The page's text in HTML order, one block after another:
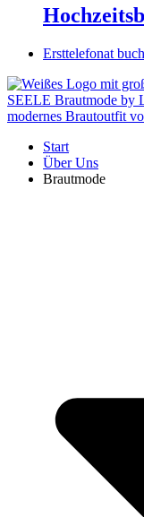
Ersttelefonat
Start
Über Uns
Brautmode